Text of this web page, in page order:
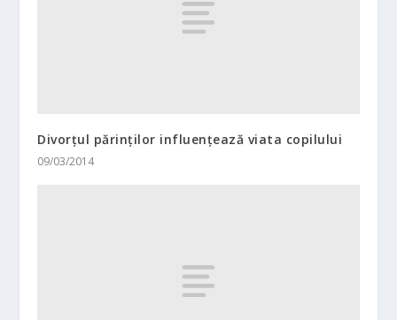
Divorţul părinţilor influenţează viata copilului
09/03/2014